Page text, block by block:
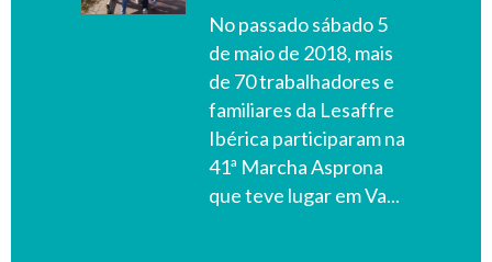
No passado sábado 5
de maio de 2018, mais
de 70 trabalhadores e
familiares da Lesaffre
Ibérica participaram na
41ª Marcha Asprona
que teve lugar em Va...